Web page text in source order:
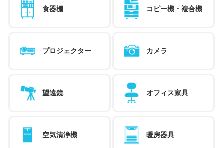
食器棚 コピー機・複合機
プロジェクター カメラ
望遠鏡 オフィス家具
空気清浄機 暖房器具